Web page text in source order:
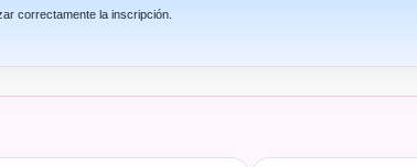
correctamente la inscripción.